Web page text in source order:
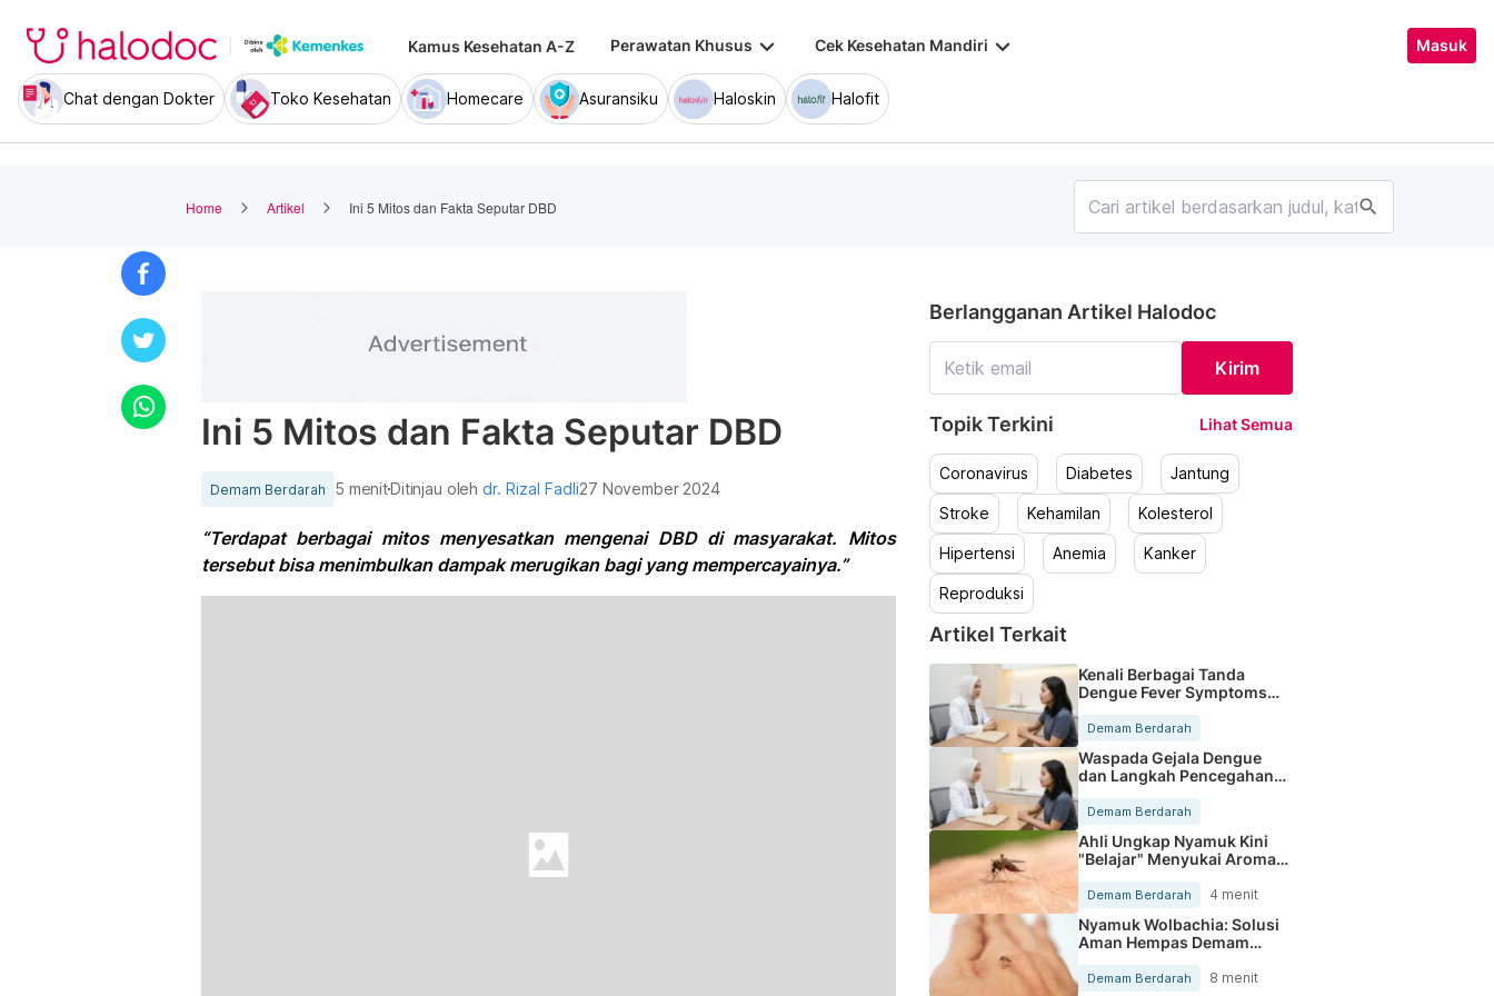
Kamus Kesehatan A-Z Perawatan Khusus keyboard_arrow_down Cek Kesehatan Mandiri keyboard_arrow_down Masuk
Chat dengan Dokter Toko Kesehatan Homecare Asuransiku Haloskin Halofit
Home Artikel Ini 5 Mitos dan Fakta Seputar DBD search
Ini 5 Mitos dan Fakta Seputar DBD
Demam Berdarah 5 menitDitinjau olehdr. Rizal Fadli27 November 2024
“Terdapat berbagai mitos menyesatkan mengenai DBD di masyarakat. Mitos
tersebut bisa menimbulkan dampak merugikan bagi yang mempercayainya.”
Berlangganan Artikel Halodoc
Kirim
Topik Terkini Lihat Semua
Coronavirus Diabetes Jantung
Stroke Kehamilan Kolesterol
Hipertensi Anemia Kanker
Reproduksi
Artikel Terkait
Kenali Berbagai Tanda
Dengue Fever Symptoms
Demam Berdarah
Waspada Gejala Dengue
dan Langkah Pencegahan
Demam Berdarah
Ahli Ungkap Nyamuk Kini
"Belajar" Menyukai Aroma
Obat Nyamuk
Demam Berdarah 4 menit
Nyamuk Wolbachia: Solusi
Aman Hempas Demam
Demam Berdarah 8 menit